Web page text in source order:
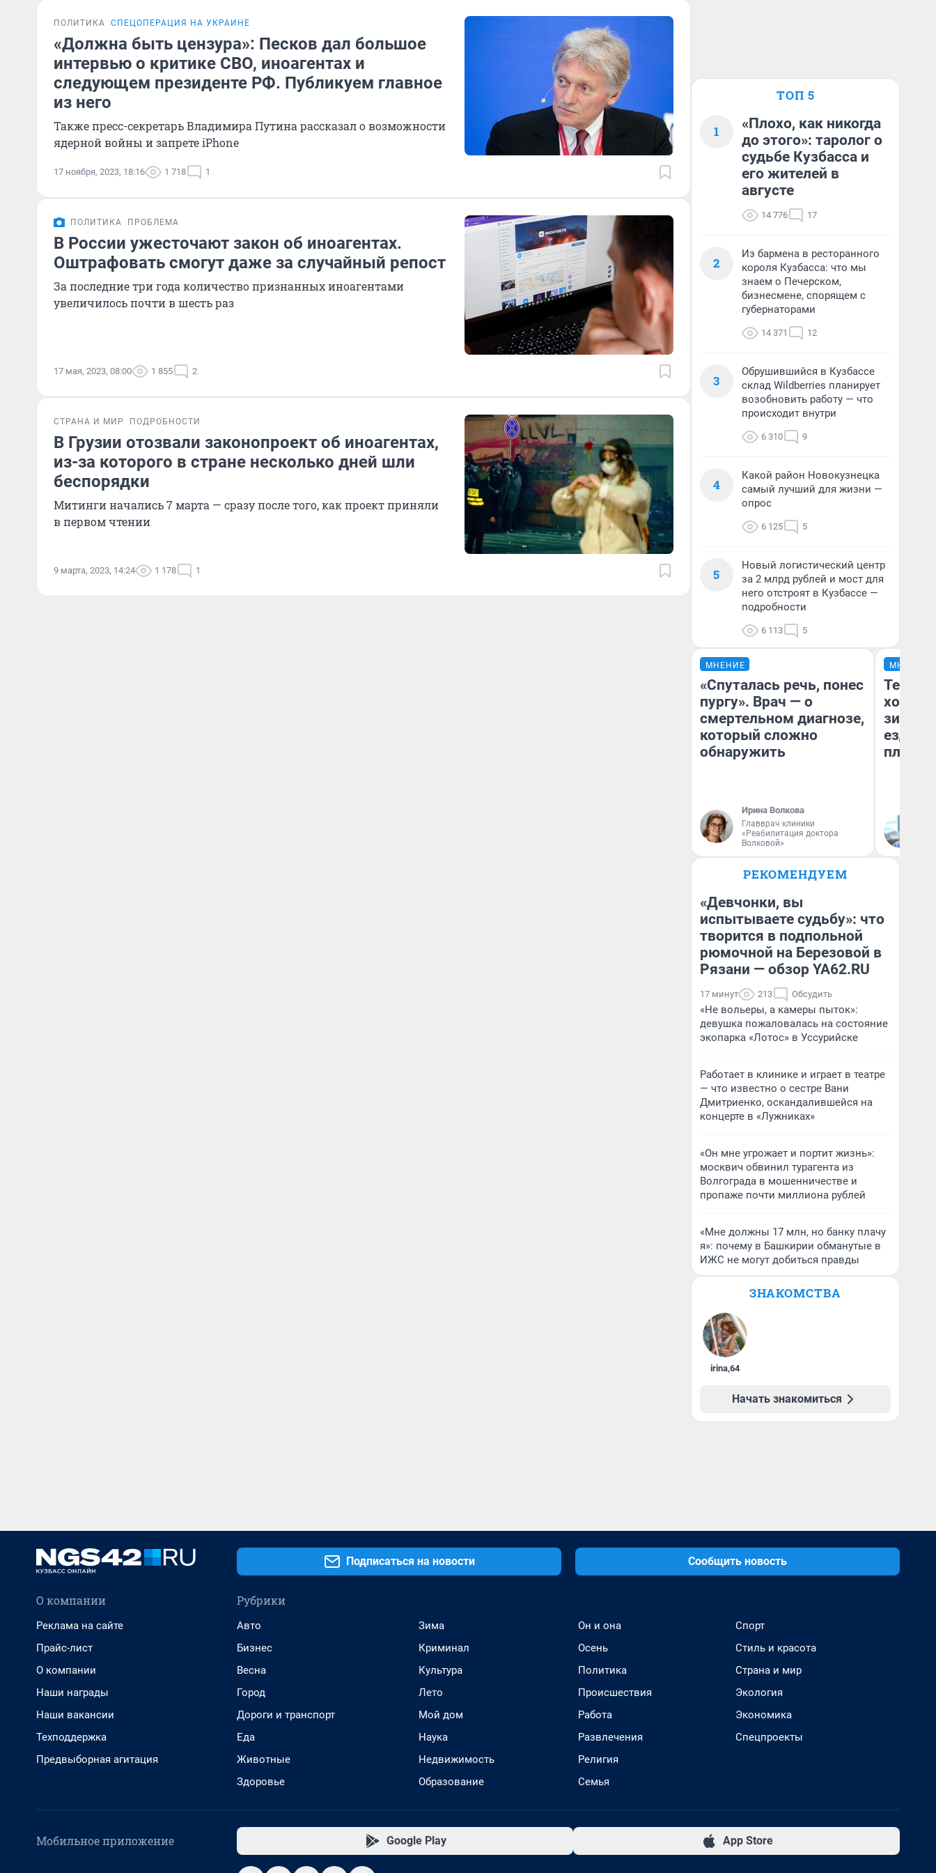
ПОЛИТИКА СПЕЦОПЕРАЦИЯ НА УКРАИНЕ
«Должна быть цензура»: Песков дал большое
интервью о критике СВО, иноагентах и
следующем президенте РФ. Публикуем главное
из него
Также пресс-секретарь Владимира Путина рассказал о возможности
ядерной войны и запрете iPhone
17 ноября, 2023, 18:16 1 718 1
ПОЛИТИКА ПРОБЛЕМА
В России ужесточают закон об иноагентах.
Оштрафовать смогут даже за случайный репост
За последние три года количество признанных иноагентами
увеличилось почти в шесть раз
17 мая, 2023, 08:00 1 855 2
СТРАНА И МИР ПОДРОБНОСТИ
В Грузии отозвали законопроект об иноагентах,
из-за которого в стране несколько дней шли
беспорядки
Митинги начались 7 марта — сразу после того, как проект приняли
в первом чтении
9 марта, 2023, 14:24 1 178 1
ТОП 5
1
«Плохо, как никогда
до этого»: таролог о
судьбе Кузбасса и
его жителей в
августе
14 776 17
2
Из бармена в ресторанного
короля Кузбасса: что мы
знаем о Печерском,
бизнесмене, спорящем с
губернаторами
14 371 12
3
Обрушившийся в Кузбассе
склад Wildberries планирует
возобновить работу — что
происходит внутри
6 310 9
4
Какой район Новокузнецка
самый лучший для жизни —
опрос
6 125 5
5
Новый логистический центр
за 2 млрд рублей и мост для
него отстроят в Кузбассе —
подробности
6 113 5
МНЕНИЕ
«Спуталась речь, понес
пургу». Врач — о
смертельном диагнозе,
который сложно
обнаружить
Ирина Волкова
Главврач клиники
«Реабилитация доктора
Волковой»
МНЕНИЕ
Тепло
зимой.
ездит
плюсы
РЕКОМЕНДУЕМ
«Девчонки, вы
испытываете судьбу»: что
творится в подпольной
рюмочной на Березовой в
Рязани — обзор YA62.RU
17 минут 213 Обсудить
«Не вольеры, а камеры пыток»:
девушка пожаловалась на состояние
экопарка «Лотос» в Уссурийске
Работает в клинике и играет в театре
— что известно о сестре Вани
Дмитриенко, оскандалившейся на
концерте в «Лужниках»
«Он мне угрожает и портит жизнь»:
москвич обвинил турагента из
Волгограда в мошенничестве и
пропаже почти миллиона рублей
«Мне должны 17 млн, но банку плачу
я»: почему в Башкирии обманутые в
ИЖС не могут добиться правды
ЗНАКОМСТВА
irina,64
Начать знакомиться
Подписаться на новости Сообщить новость
О компании
Реклама на сайте
Прайс-лист
О компании
Наши награды
Наши вакансии
Техподдержка
Предвыборная агитация
Рубрики
Авто
Бизнес
Весна
Город
Дороги и транспорт
Еда
Животные
Здоровье
Зима
Криминал
Культура
Лето
Мой дом
Наука
Недвижимость
Образование
Он и она
Осень
Политика
Происшествия
Работа
Развлечения
Религия
Семья
Спорт
Стиль и красота
Страна и мир
Экология
Экономика
Спецпроекты
Мобильное приложение Google Play App Store